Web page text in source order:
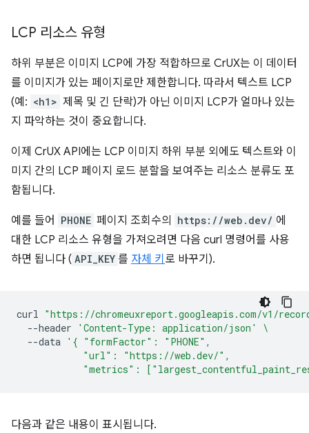
LCP 리소스 유형
하위 부분은 이미지 LCP에 가장 적합하므로 CrUX는 이 데이터
를 이미지가 있는 페이지로만 제한합니다. 따라서 텍스트 LCP
(예: <h1> 제목 및 긴 단락)가 아닌 이미지 LCP가 얼마나 있는
지 파악하는 것이 중요합니다.
이제 CrUX API에는 LCP 이미지 하위 부분 외에도 텍스트와 이
미지 간의 LCP 페이지 로드 분할을 보여주는 리소스 분류도 포
함됩니다.
예를 들어 PHONE 페이지 조회수의 https://web.dev/ 에
대한 LCP 리소스 유형을 가져오려면 다음 curl 명령어를 사용
하면 됩니다 ( API_KEY 를 자체 키 로 바꾸기).
curl "https://chromeuxreport.googleapis.com/v1/
--header
'Content-Type: application/json'
\
--data '{ "formFactor": "PHONE",
            "url": "https://web.dev/",
"metrics":
다음과 같은 내용이 표시됩니다.